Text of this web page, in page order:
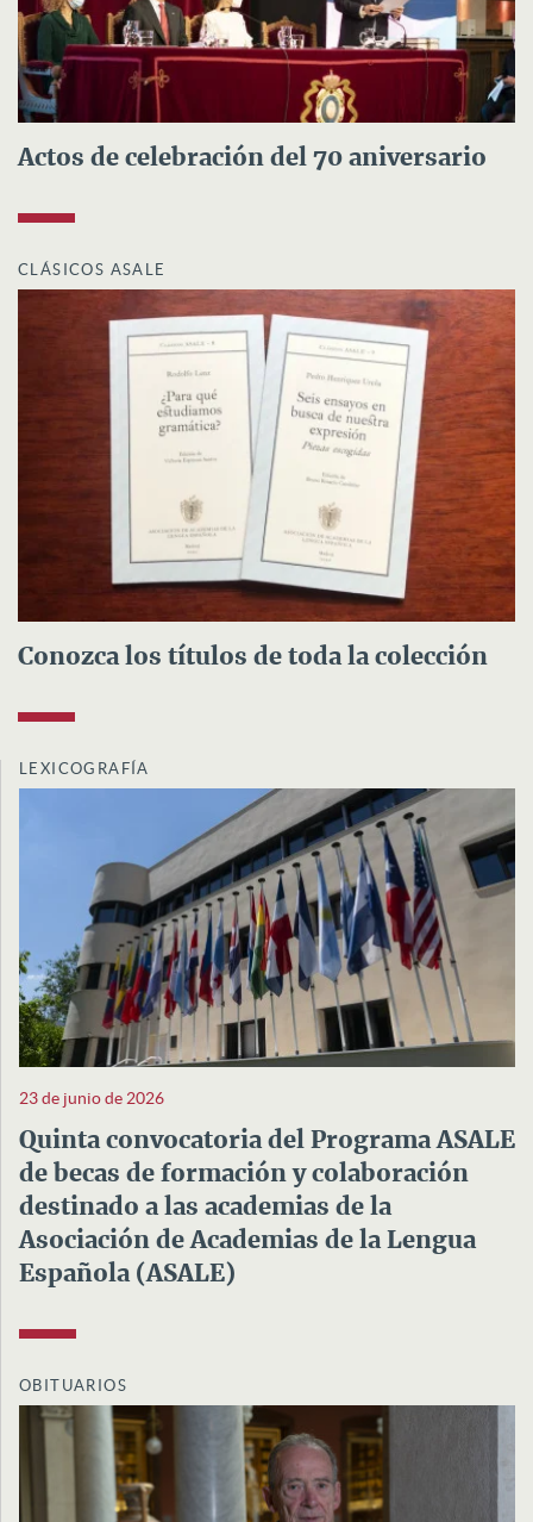
Actos de celebración del 70 aniversario
CLÁSICOS ASALE
Conozca los títulos de toda la colección
LEXICOGRAFÍA
23 de junio de 2026
Quinta convocatoria del Programa ASALE
de becas de formación y colaboración
destinado a las academias de la
Asociación de Academias de la Lengua
Española (ASALE)
OBITUARIOS